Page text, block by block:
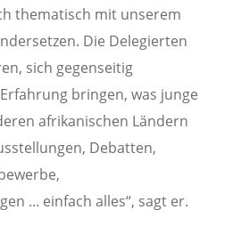
thematisch mit unserem
Die Delegierten
sich gegenseitig
bringen, was junge
afrikanischen Ländern
Debatten,
... einfach alles“, sagt er.